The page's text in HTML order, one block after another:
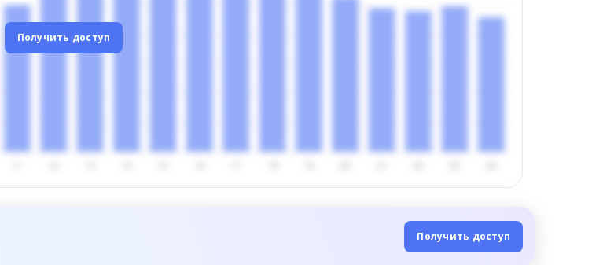
Получить доступ
Получить доступ